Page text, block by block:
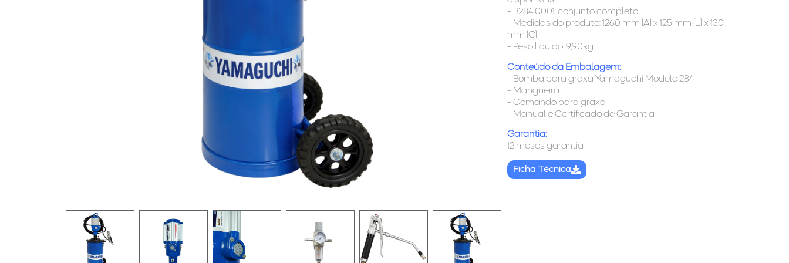
– B284.0001: conjunto completo.
– Medidas do produto: 1260 mm (A) x 125 mm (L) x 130
mm (C)
– Peso líquido: 9,90kg
Conteúdo da Embalagem:
– Bomba para graxa Yamaguchi Modelo 284
– Mangueira
– Comando para graxa
– Manual e Certificado de Garantia
Garantia:
12 meses garantia
Ficha Técnica